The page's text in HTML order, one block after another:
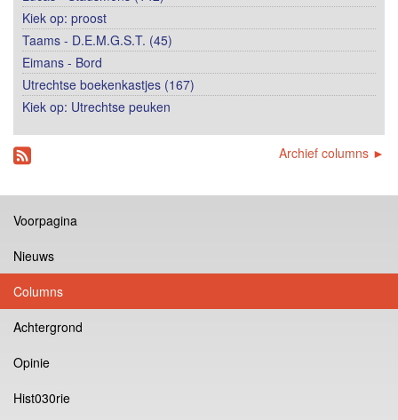
Kiek op: proost
Taams - D.E.M.G.S.T. (45)
Eimans - Bord
Utrechtse boekenkastjes (167)
Kiek op: Utrechtse peuken
Archief columns ►
Voorpagina
Nieuws
Columns
Achtergrond
Opinie
Hist030rie